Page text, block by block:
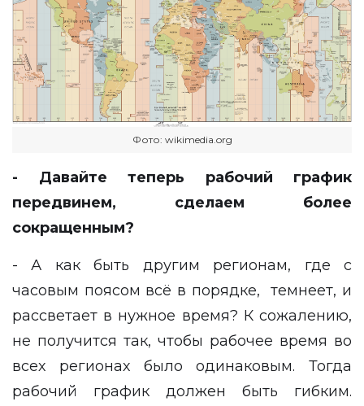
Фото: wikimedia.org
- Давайте теперь рабочий график
передвинем, сделаем более
сокращенным?
- А как быть другим регионам, где с
часовым поясом всё в порядке, темнеет, и
рассветает в нужное время? К сожалению,
не получится так, чтобы рабочее время во
всех регионах было одинаковым. Тогда
рабочий график должен быть гибким.